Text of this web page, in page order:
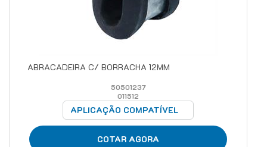
ABRACADEIRA C/ BORRACHA 12MM
50501237
011512
APLICAÇÃO COMPATÍVEL
COTAR AGORA